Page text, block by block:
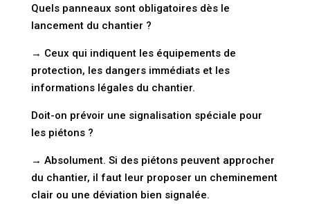
Quels panneaux sont obligatoires dès le
lancement du chantier ?
→ Ceux qui indiquent les équipements de
protection, les dangers immédiats et les
informations légales du chantier.
Doit-on prévoir une signalisation spéciale pour
les piétons ?
→ Absolument. Si des piétons peuvent approcher
du chantier, il faut leur proposer un cheminement
clair ou une déviation bien signalée.